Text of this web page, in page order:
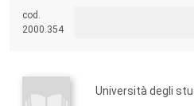
cod.
2000.354
Università degli